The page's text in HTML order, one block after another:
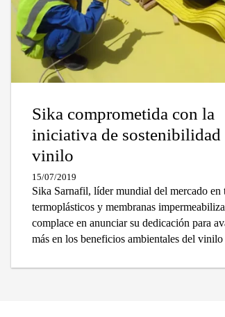
Sika comprometida con la
iniciativa de sostenibilidad
vinilo
15/07/2019
Sika Sarnafil, líder mundial del mercado en
termoplásticos y membranas
complace en anunciar su dedicación para
más en los beneficios ambientales del vinilo